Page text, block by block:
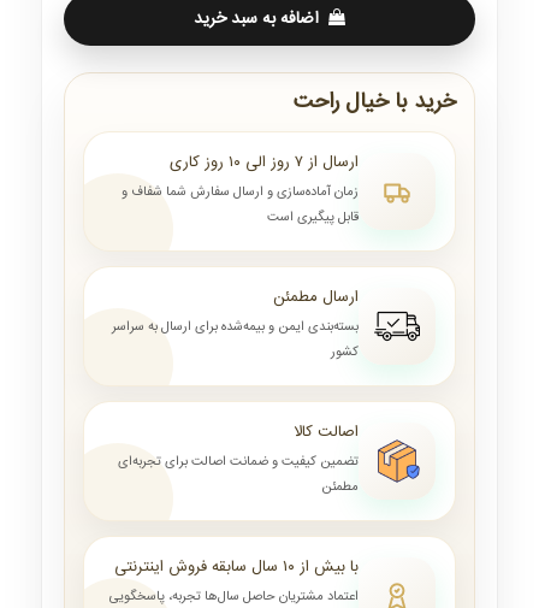
اضافه به سبد خرید
خرید با خیال راحت
ارسال از ۷ روز الی ۱۰ روز کاری
زمان آماده‌سازی و ارسال سفارش شما شفاف و
قابل پیگیری است
ارسال مطمئن
بسته‌بندی ایمن و بیمه‌شده برای ارسال به سراسر
کشور
اصالت کالا
تضمین کیفیت و ضمانت اصالت برای تجربه‌ای
مطمئن
با بیش از ۱۰ سال سابقه فروش اینترنتی
اعتماد مشتریان حاصل سال‌ها تجربه، پاسخگویی